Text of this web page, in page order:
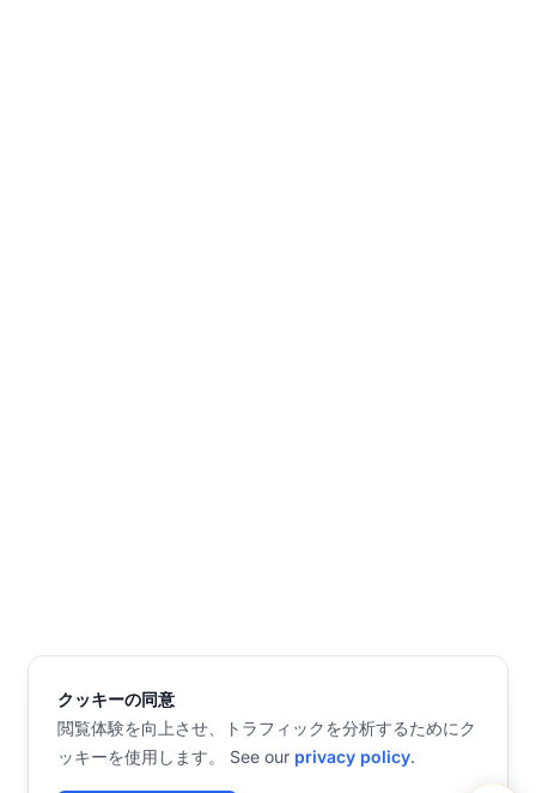
クッキーの同意
閲覧体験を向上させ、トラフィックを分析するためにク
ッキーを使用します。 See our privacy policy.